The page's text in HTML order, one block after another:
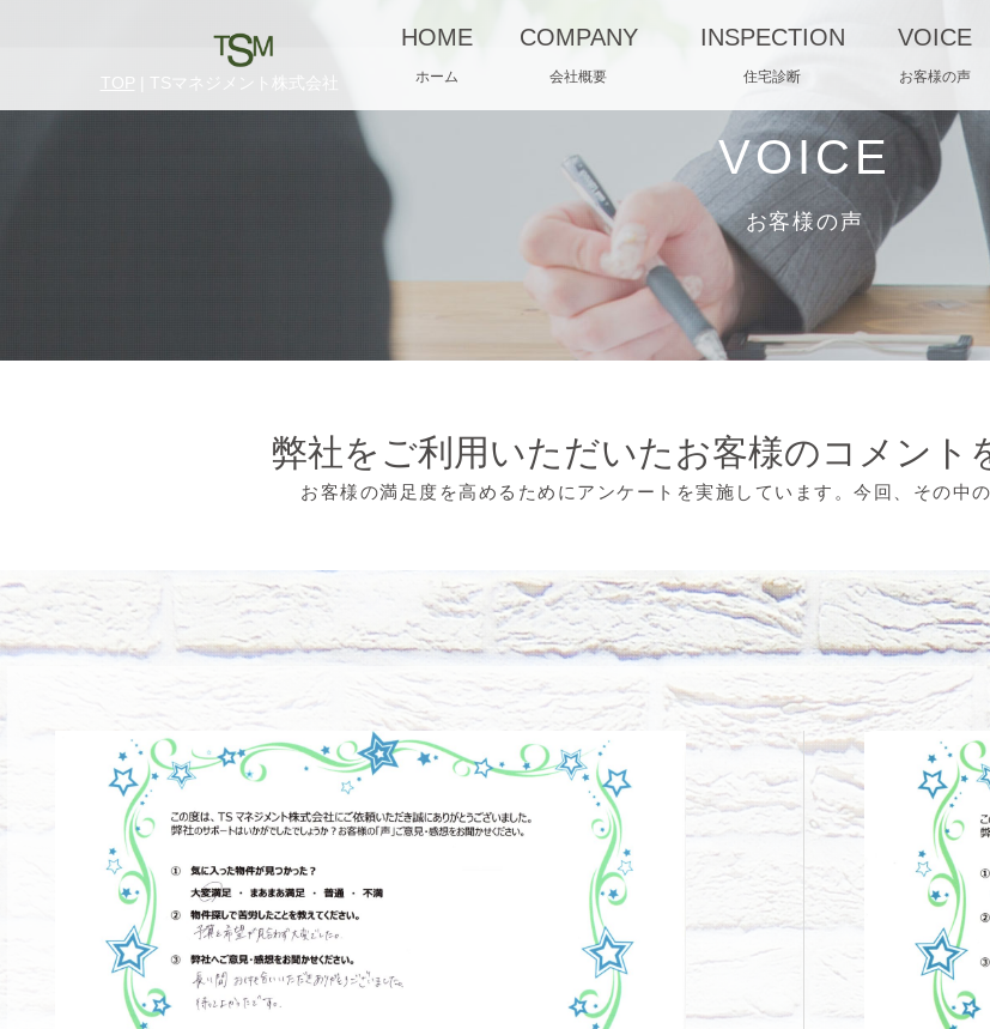
HOME
ホーム
COMPANY
会社概要
INSPECTION
住宅診断
VOICE
お客様の声
TOP | TSマネジメント株式会社
VOICE
お客様の声
弊社をご利用いただいたお客様のコメント
お客様の満足度を高めるためにアンケートを実施しています。今回、その中